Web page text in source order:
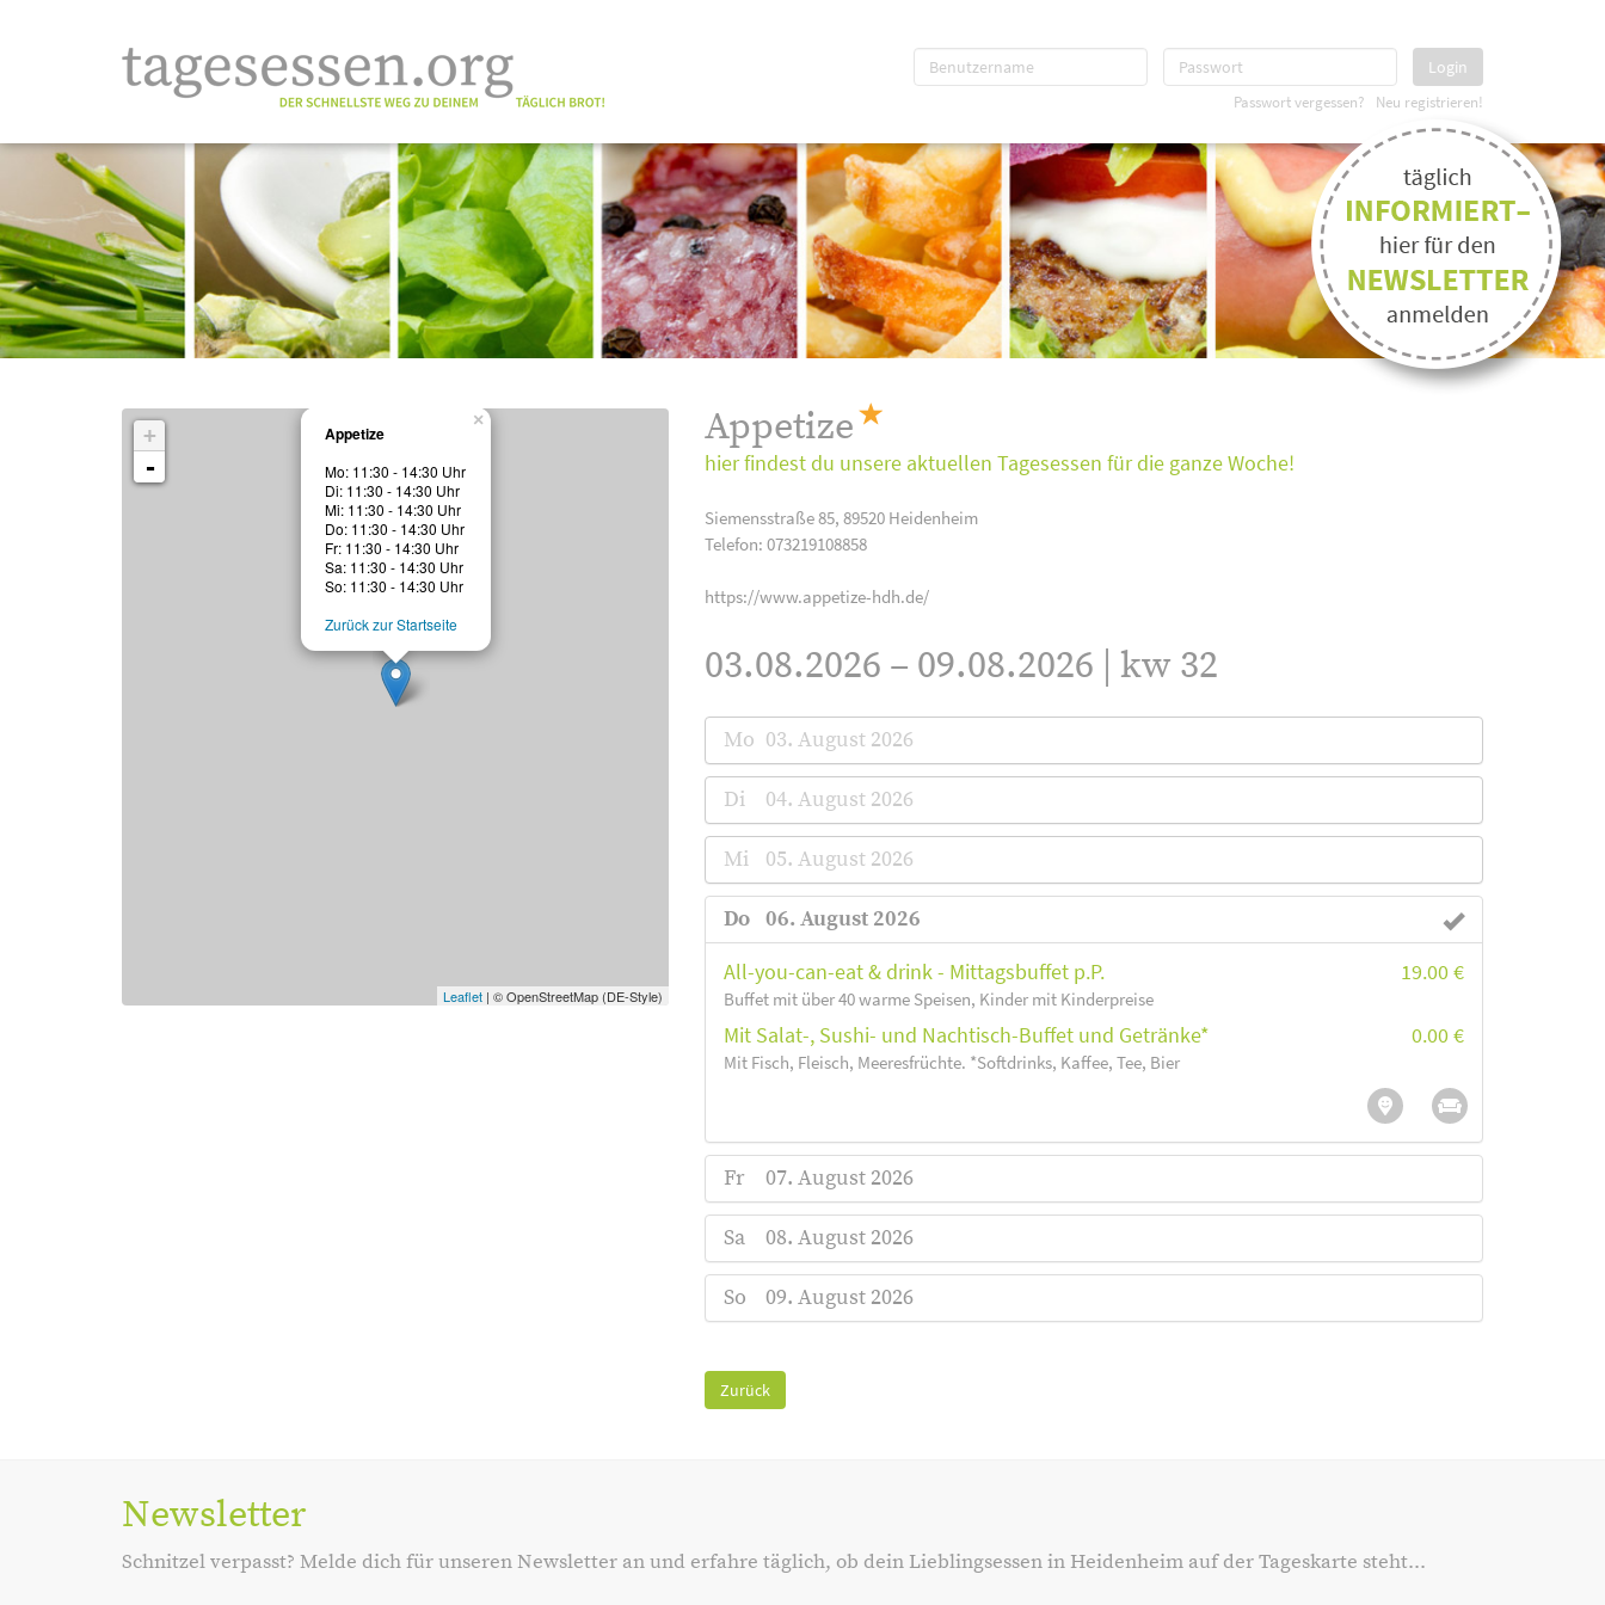
Login
Passwort vergessen? Neu registrieren!
×
Appetize
Mo: 11:30 - 14:30 Uhr
Di: 11:30 - 14:30 Uhr
Mi: 11:30 - 14:30 Uhr
Do: 11:30 - 14:30 Uhr
Fr: 11:30 - 14:30 Uhr
Sa: 11:30 - 14:30 Uhr
So: 11:30 - 14:30 Uhr
Zurück zur Startseite
+
-
Leaflet| © OpenStreetMap (DE-Style)
Appetize
hier findest du unsere aktuellen Tagesessen für die ganze Woche!
Siemensstraße 85, 89520 Heidenheim
Telefon: 073219108858
https://www.appetize-hdh.de/
03.08.2026 – 09.08.2026 | kw 32
Mo 03. August 2026
Di 04. August 2026
Mi 05. August 2026
Do 06. August 2026
All-you-can-eat & drink - Mittagsbuffet p.P.
Buffet mit über 40 warme Speisen, Kinder mit Kinderpreise
19.00 €
Mit Salat-, Sushi- und Nachtisch-Buffet und Getränke*
Mit Fisch, Fleisch, Meeresfrüchte. *Softdrinks, Kaffee, Tee, Bier
0.00 €
Fr 07. August 2026
Sa 08. August 2026
So 09. August 2026
Zurück
Newsletter
Schnitzel verpasst? Melde dich für unseren Newsletter an und erfahre täglich, ob dein Lieblingsessen in Heidenheim auf der Tageskarte steht...